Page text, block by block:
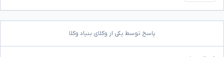
پاسخ توسط یکی از وکلای بنیاد وکلا